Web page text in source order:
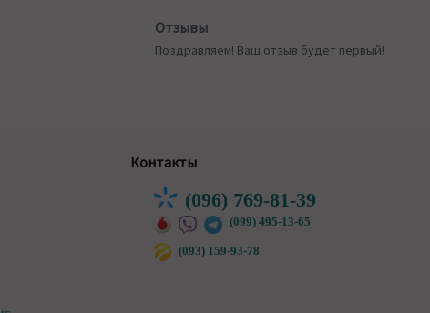
Отзывы
Поздравляем! Ваш отзыв будет первый!
Контакты
(096) 769-81-39
(099) 495-13-65
(093) 159-93-78